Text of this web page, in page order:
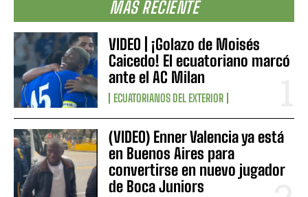
MÁS RECIENTE
VIDEO | ¡Golazo de Moisés
Caicedo! El ecuatoriano marcó
ante el AC Milan
ECUATORIANOS DEL EXTERIOR
(VIDEO) Enner Valencia ya está
en Buenos Aires para
convertirse en nuevo jugador
de Boca Juniors